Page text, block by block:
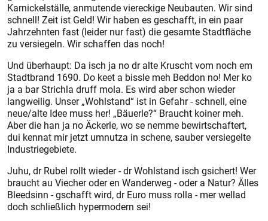
Karnickelställe, anmutende viereckige Neubauten. Wir sind
schnell! Zeit ist Geld! Wir haben es geschafft, in ein paar
Jahrzehnten fast (leider nur fast) die gesamte Stadtfläche
zu versiegeln. Wir schaffen das noch!
Und überhaupt: Da isch ja no dr alte Kruscht vom noch em
Stadtbrand 1690. Do keet a bissle meh Beddon no! Mer ko
ja a bar Strichla druff mola. Es wird aber schon wieder
langweilig. Unser „Wohlstand“ ist in Gefahr - schnell, eine
neue/alte Idee muss her! „Bäuerle?“ Braucht koiner meh.
Aber die han ja no Äckerle, wo se nemme bewirtschaftert,
dui kennat mir jetzt umnutza in schene, sauber versiegelte
Industriegebiete.
Juhu, dr Rubel rollt wieder - dr Wohlstand isch gsichert! Wer
braucht au Viecher oder en Wanderweg - oder a Natur? Älles
Bleedsinn - gschafft wird, dr Euro muss rolla - mer wellad
doch schließlich hypermodern sei!